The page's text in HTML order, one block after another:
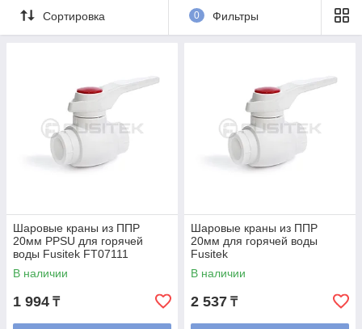
Сортировка 0 Фильтры
Шаровые краны из ППР
20мм PPSU для горячей
воды Fusitek FT07111
В наличии
1 994 ₸
Шаровые краны из ППР
20мм для горячей воды
Fusitek
В наличии
2 537 ₸